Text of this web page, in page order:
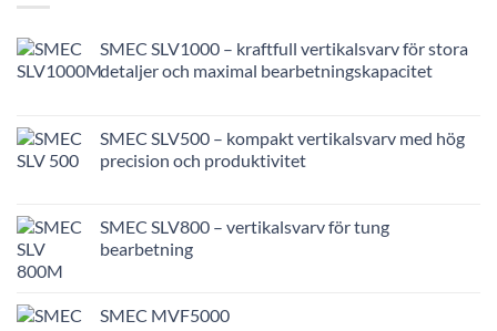
SMEC SLV1000 – kraftfull vertikalsvarv för stora
detaljer och maximal bearbetningskapacitet
SMEC SLV500 – kompakt vertikalsvarv med hög
precision och produktivitet
SMEC SLV800 – vertikalsvarv för tung
bearbetning
SMEC MVF5000